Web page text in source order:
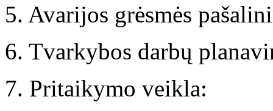
5. Avarijos grėsmės
6. Tvarkybos darbų
7. Pritaikymo veikla: